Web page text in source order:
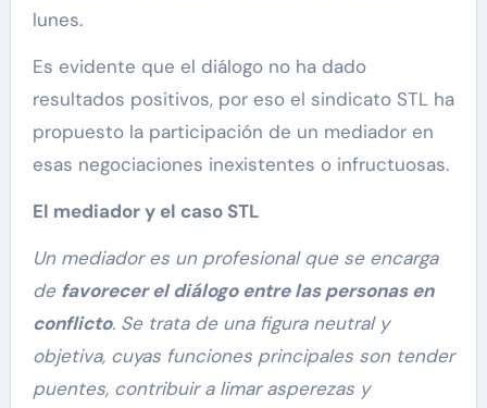
lunes.
Es evidente que el diálogo no ha dado
resultados positivos, por eso el sindicato STL ha
propuesto la participación de un mediador en
esas negociaciones inexistentes o infructuosas.
El mediador y el caso STL
Un mediador es un profesional que se encarga
de favorecer el diálogo entre las personas en
conflicto. Se trata de una figura neutral y
objetiva, cuyas funciones principales son tender
puentes, contribuir a limar asperezas y